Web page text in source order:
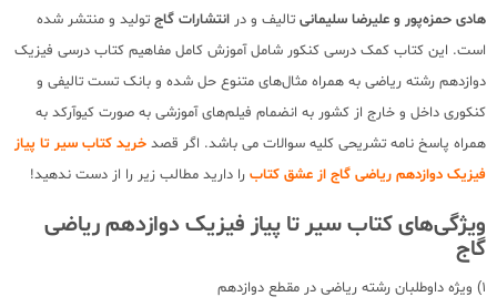
هادی حمزه‌پور و علیرضا سلیمانی تالیف و در انتشارات گاج تولید و منتشر شده
است. این کتاب کمک درسی کنکور شامل آموزش کامل مفاهیم کتاب درسی فیزیک
دوازدهم رشته ریاضی به همراه مثال‌های متنوع حل شده و بانک تست تالیفی و
کنکوری داخل و خارج از کشور به انضمام فیلم‌های آموزشی به صورت کیوآرکد به
همراه پاسخ نامه تشریحی کلیه سوالات می باشد. اگر قصد خرید کتاب سیر تا پیاز
فیزیک دوازدهم ریاضی گاج از عشق کتاب را دارید مطالب زیر را از دست ندهید!
ویژگی‌های کتاب سیر تا پیاز فیزیک دوازدهم ریاضی
گاج
1) ویژه داوطلبان رشته ریاضی در مقطع دوازدهم